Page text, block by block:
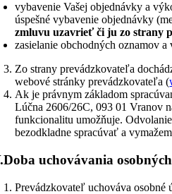
vybavenie Vašej objednávky a
úspešné vybavenie objednávky
zmluvu uzavrieť či ju zo strany
zasielanie obchodných oznamov
Zo strany prevádzkovateľa
webové stránky prevádzkovateľa (
Ak je právnym základom
Lúčna 2606/26C, 093 01 Vranov
funkcionalitu umožňuje.
bezodkladne spracúvať a
Doba uchovávania
Prevádzkovateľ uchováva osobné